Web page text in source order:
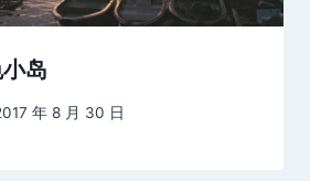
岛
年 8 月 30 日